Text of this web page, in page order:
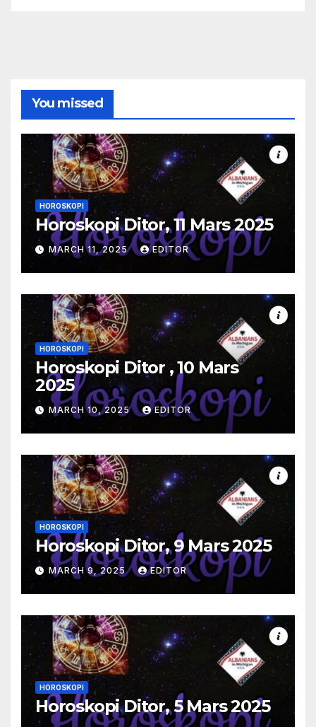
You missed
HOROSKOPI
Horoskopi Ditor, 11 Mars 2025
MARCH 11, 2025 EDITOR
HOROSKOPI
Horoskopi Ditor , 10 Mars
2025
MARCH 10, 2025 EDITOR
HOROSKOPI
Horoskopi Ditor, 9 Mars 2025
MARCH 9, 2025 EDITOR
HOROSKOPI
Horoskopi Ditor, 5 Mars 2025